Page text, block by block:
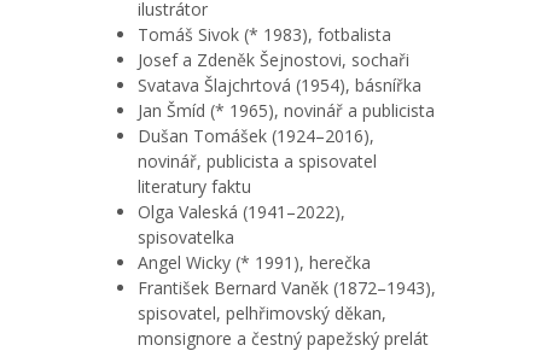
ilustrátor
Tomáš Sivok (* 1983), fotbalista
Josef a Zdeněk Šejnostovi, sochaři
Svatava Šlajchrtová (1954), básnířka
Jan Šmíd (* 1965), novinář a publicista
Dušan Tomášek (1924–2016),
novinář, publicista a spisovatel
literatury faktu
Olga Valeská (1941–2022),
spisovatelka
Angel Wicky (* 1991), herečka
František Bernard Vaněk (1872–1943),
spisovatel, pelhřimovský děkan,
monsignore a čestný papežský prelát